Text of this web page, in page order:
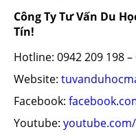
Công Ty Tư Vấn Du
Tín!
Hotline: 0942 209 198 –
Website:
Facebook:
Youtube: